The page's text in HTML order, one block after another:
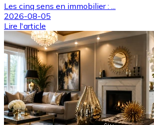
Les cinq sens en immobilier : ...
2026-08-05
Lire l'article